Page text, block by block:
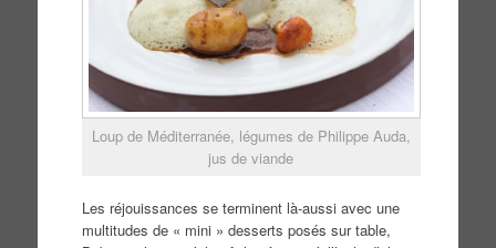
Loup de Méditerranée, légumes de Philippe Auda,
jus de viande
Les réjouissances se terminent là-aussi avec une
multitudes de « mini » desserts posés sur table,